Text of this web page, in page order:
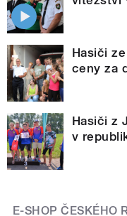
Hasiči
ceny za
Hasiči z
v
E-SHOP ČESKÉHO